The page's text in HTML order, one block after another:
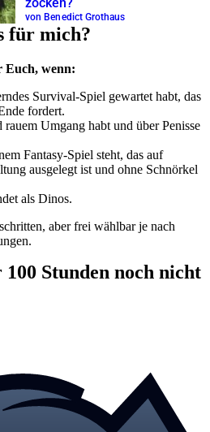
von Benedict Grothaus
für mich?
Euch, wenn:
Survival-Spiel gewartet habt, das
fordert.
Umgang habt und über Penisse
Fantasy-Spiel steht, das auf
ausgelegt ist und ohne Schnörkel
als Dinos.
aber frei wählbar je nach
Stunden noch nicht